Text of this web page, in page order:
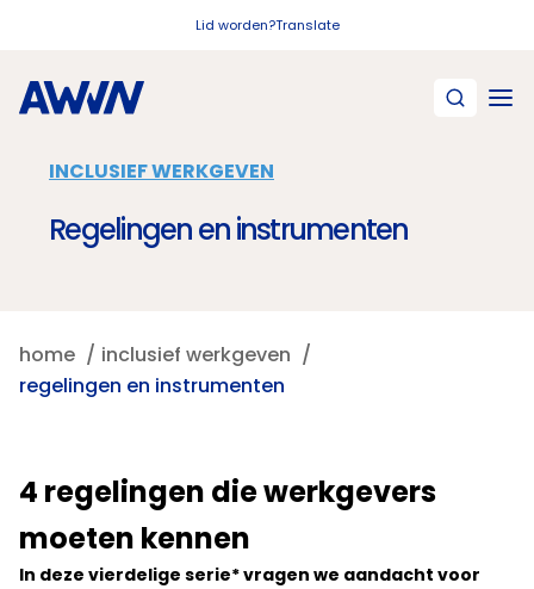
Lid worden?Translate
INCLUSIEF WERKGEVEN
Regelingen en instrumenten
home
inclusief werkgeven
regelingen en instrumenten
4 regelingen die werkgevers
moeten kennen
In deze vierdelige serie* vragen we aandacht voor